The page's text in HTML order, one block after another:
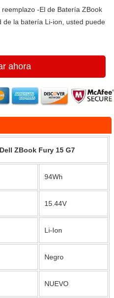
-El de Batería ZBook
de la batería Li-ion, usted puede
ahora
ZBook Fury 15 G7
94Wh
15.44V
Li-Ion
Negro
NUEVO